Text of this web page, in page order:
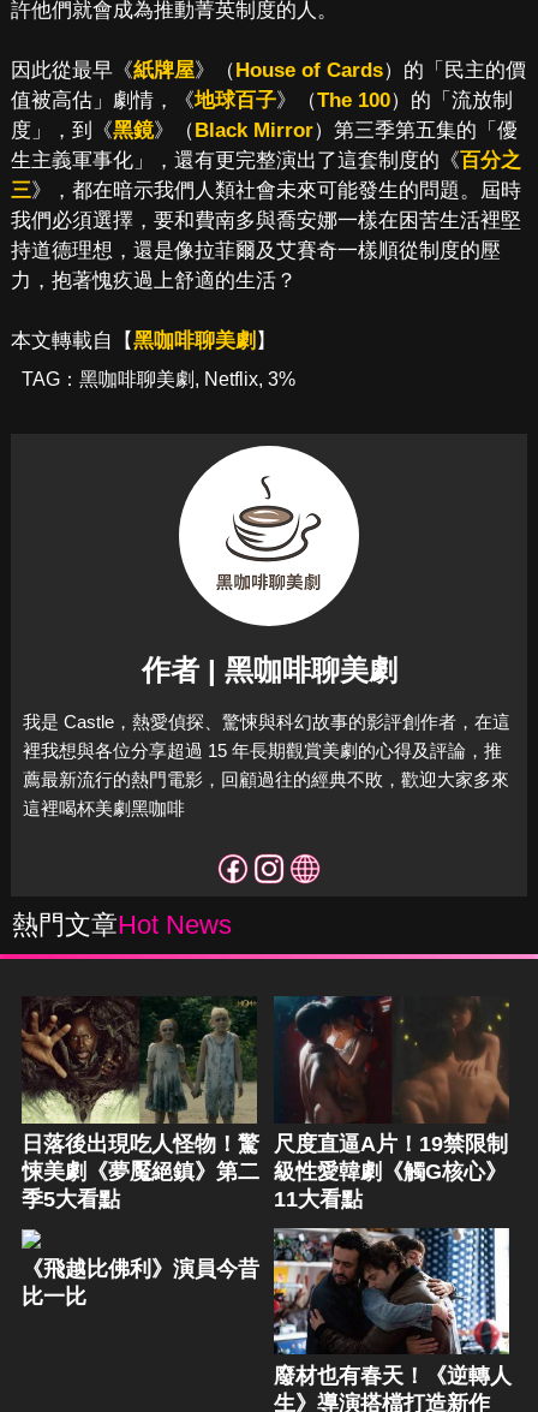
許他們就會成為推動菁英制度的人。
因此從最早《紙牌屋》（House of Cards）的「民主的價
值被高估」劇情，《地球百子》（The 100）的「流放制
度」，到《黑鏡》（Black Mirror）第三季第五集的「優
生主義軍事化」，還有更完整演出了這套制度的《百分之
三》，都在暗示我們人類社會未來可能發生的問題。屆時
我們必須選擇，要和費南多與喬安娜一樣在困苦生活裡堅
持道德理想，還是像拉菲爾及艾賽奇一樣順從制度的壓
力，抱著愧疚過上舒適的生活？
本文轉載自【黑咖啡聊美劇 】
TAG： 黑咖啡聊美劇 , Netflix, 3%
作者 | 黑咖啡聊美劇
我是 Castle，熱愛偵探、驚悚與科幻故事的影評創作者，在這
裡我想與各位分享超過 15 年長期觀賞美劇的心得及評論，推
薦最新流行的熱門電影，回顧過往的經典不敗，歡迎大家多來
這裡喝杯美劇黑咖啡
熱門文章Hot News
日落後出現吃人怪物！驚
悚美劇《夢魘絕鎮》第二
季5大看點
尺度直逼A片！19禁限制
級性愛韓劇《觸G核心》
11大看點
《飛越比佛利》演員今昔
比一比
廢材也有春天！《逆轉人
生》導演搭檔打造新作